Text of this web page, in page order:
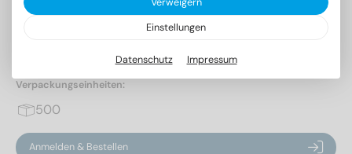
DIN 963 A4 M 3,5X35
Senkschrauben mit Schlitz
Verpackungseinheiten:
500
Anmelden & Bestellen
Einstellungen
Datenschutz Impressum